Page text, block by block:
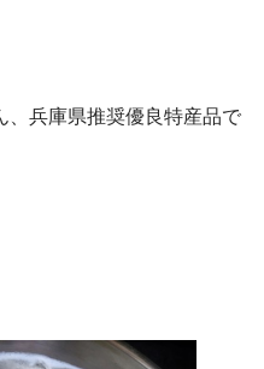
、兵庫県推奨優良特産品で